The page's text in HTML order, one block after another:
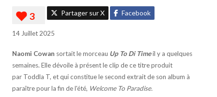
Partager sur X Facebook
14 Juillet 2025
Naomi Cowan sortait le morceau Up To Di Timeil y a quelques
semaines. Elle dévoile à présent le clip de ce titre produit
par Toddla T, et qui constitue le second extrait de son album à
paraître pour la fin de l'été, Welcome To Paradise.